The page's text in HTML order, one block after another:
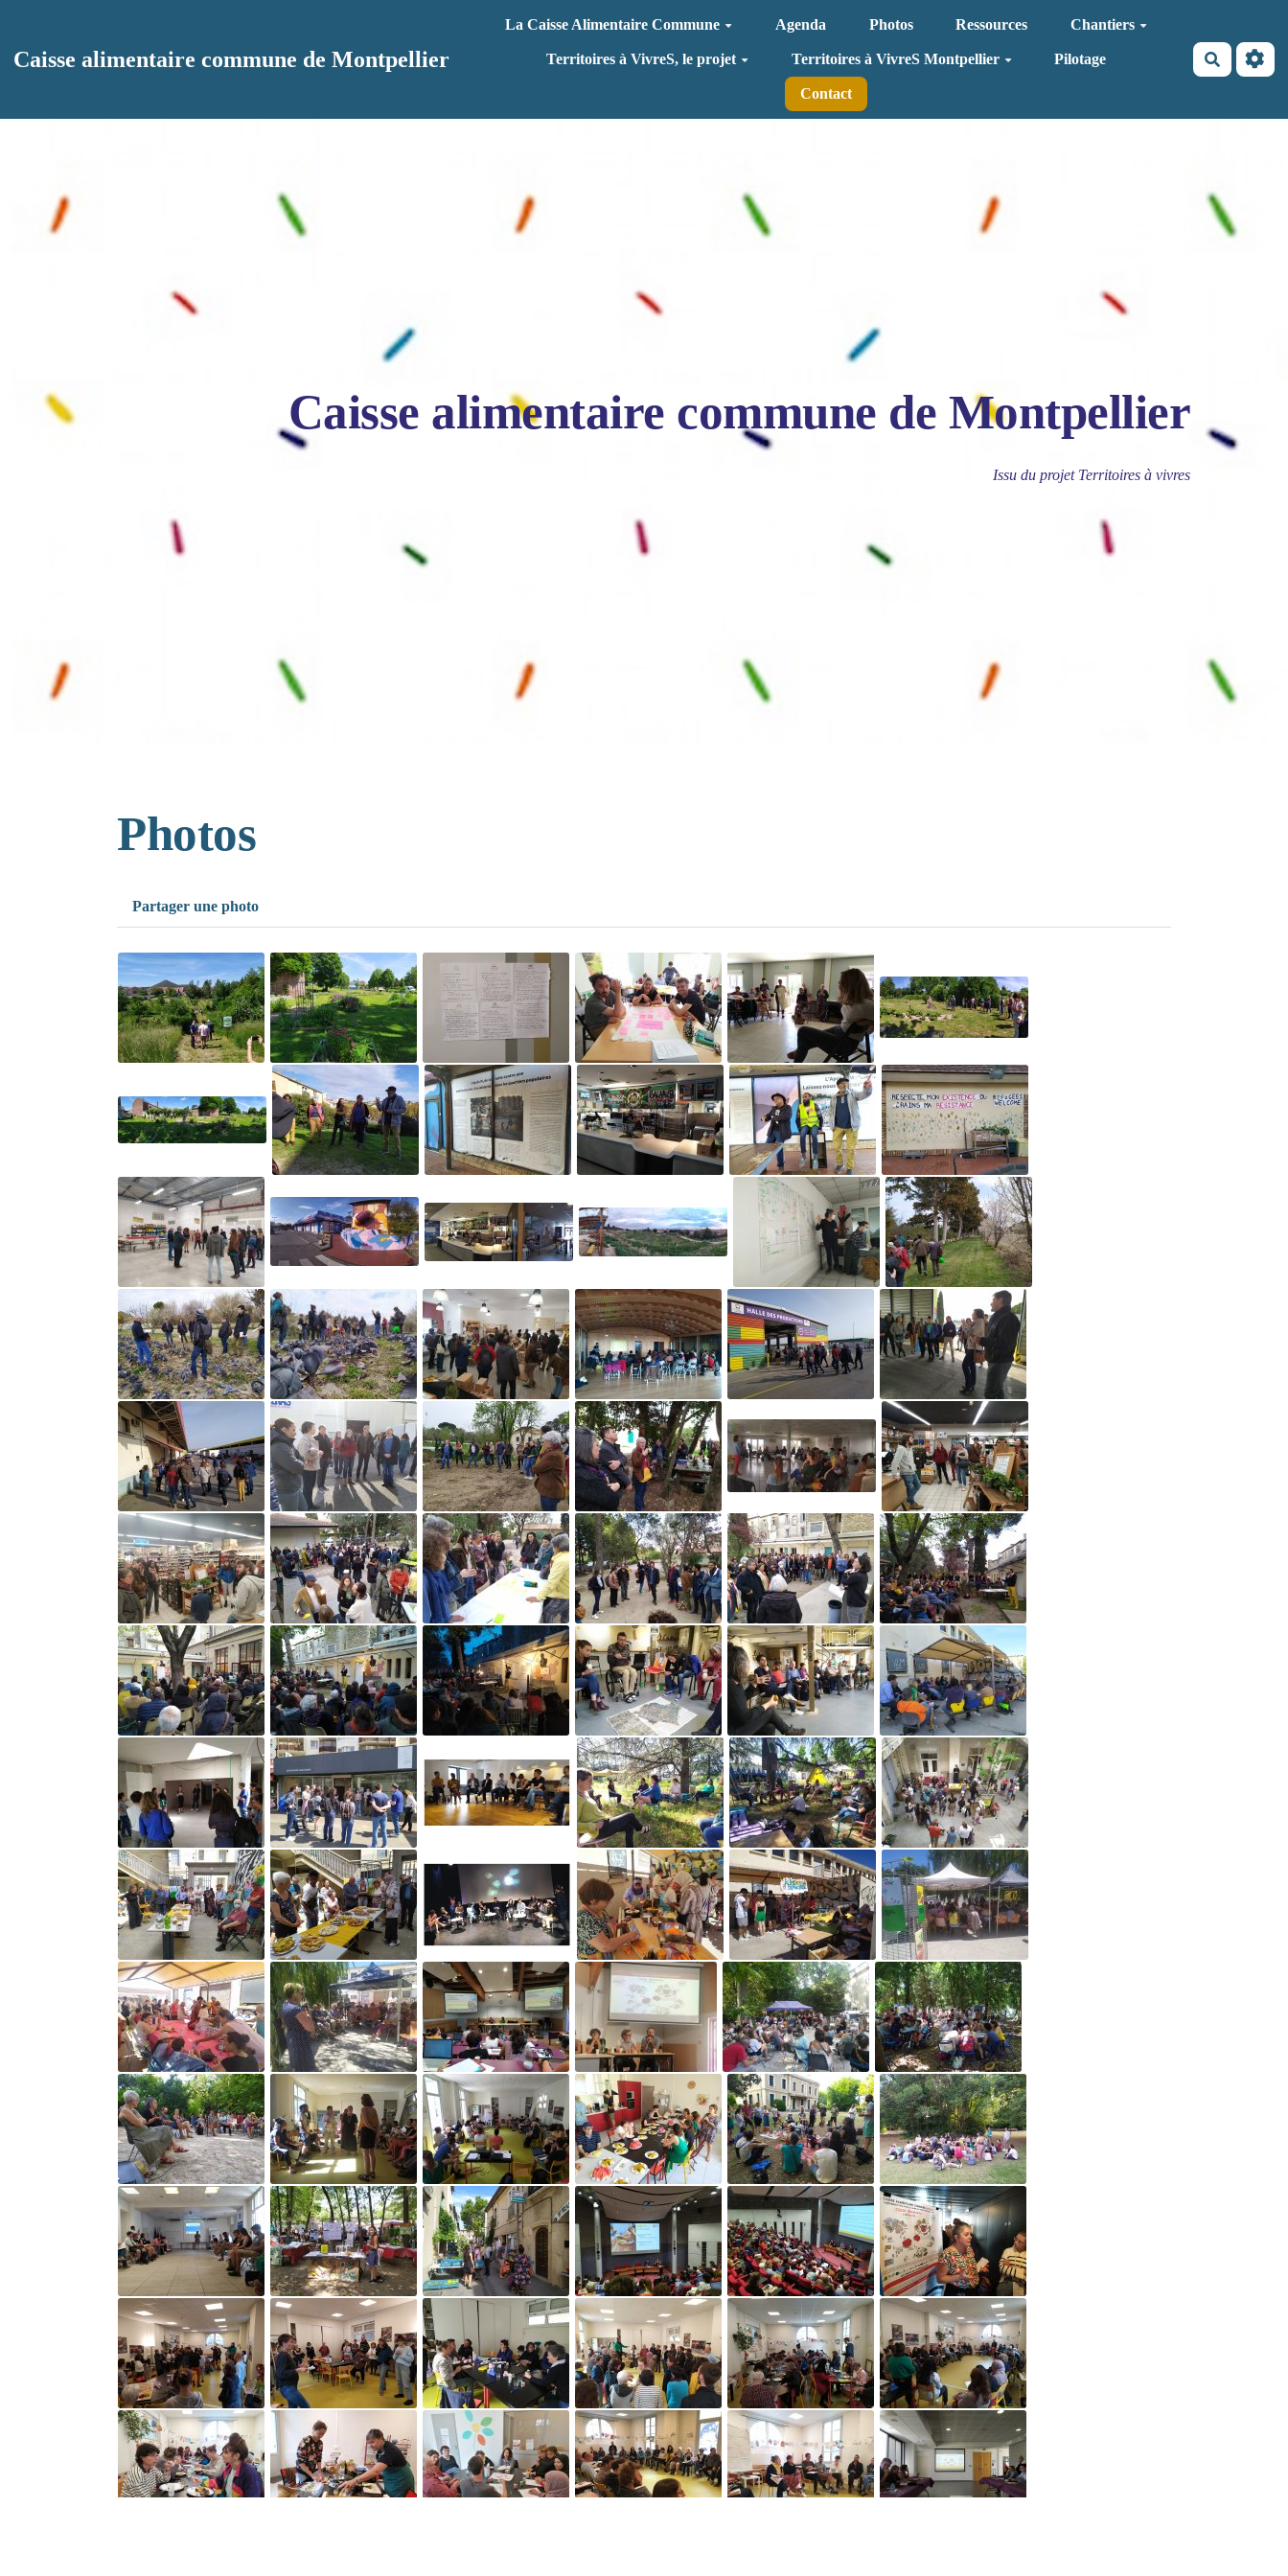
Caisse alimentaire commune de Montpellier
La Caisse Alimentaire Commune Agenda Photos Ressources Chantiers
Territoires à VivreS, le projet Territoires à VivreS Montpellier Pilotage
Contact
Caisse alimentaire commune de Montpellier
Issu du projet Territoires à vivres
Photos
Partager une photo